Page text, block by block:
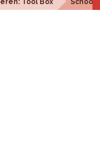
Tool Box